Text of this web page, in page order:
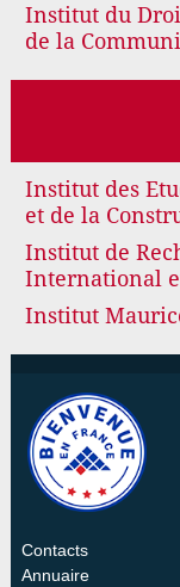
Institut du
de la
Institut des
et de la
Institut de
International
Institut
Contacts
Annuaire